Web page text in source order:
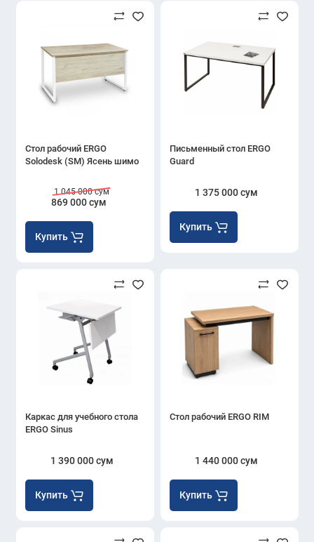
Стол рабочий ERGO
Solodesk (SM) Ясень шимо
869 000 сум
1 045 000 сум
Купить
Письменный стол ERGO
Guard
1 375 000 сум
Купить
Каркас для учебного стола
ERGO Sinus
1 390 000 сум
Купить
Стол рабочий ERGO RIM
1 440 000 сум
Купить